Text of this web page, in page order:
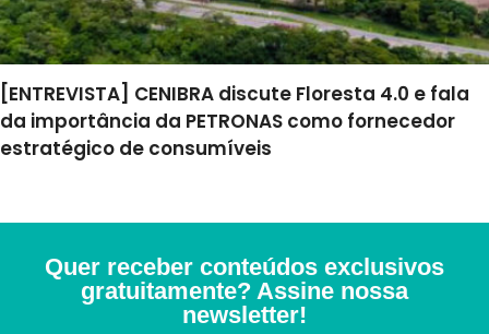
[ENTREVISTA] CENIBRA discute Floresta 4.0 e fala
da importância da PETRONAS como fornecedor
estratégico de consumíveis
Quer receber conteúdos exclusivos
gratuitamente? Assine nossa
newsletter!